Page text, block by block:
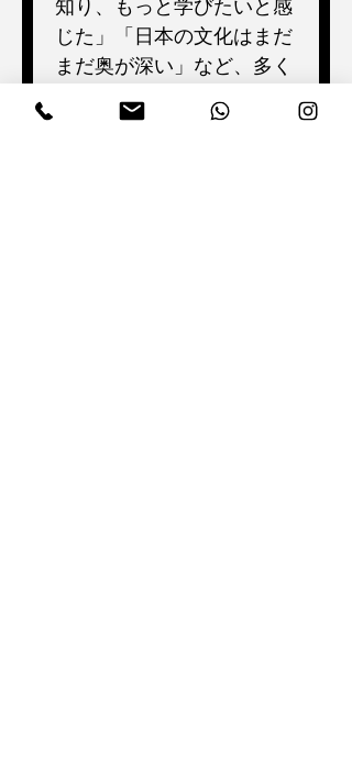
知り、もっと学びたいと感
じた」「日本の文化はまだ
まだ奥が深い」など、多く
のポジティブな感想をいた
だきました。ガイドとして